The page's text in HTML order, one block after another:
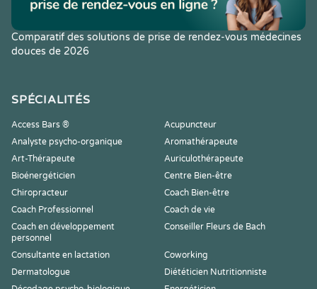
Comparatif des solutions de prise de rendez-vous médecines
douces de 2026
SPÉCIALITÉS
Access Bars ®
Acupuncteur
Analyste psycho-organique
Aromathérapeute
Art-Thérapeute
Auriculothérapeute
Bioénergéticien
Centre Bien-être
Chiropracteur
Coach Bien-être
Coach Professionnel
Coach de vie
Coach en développement
personnel
Conseiller Fleurs de Bach
Consultante en lactation
Coworking
Dermatologue
Diététicien Nutritionniste